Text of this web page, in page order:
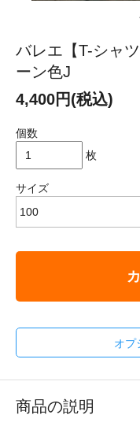
バレエ【T-シャ
ーン色J
4,400円(税込)
個数
枚
サイズ
オプ
商品の説明